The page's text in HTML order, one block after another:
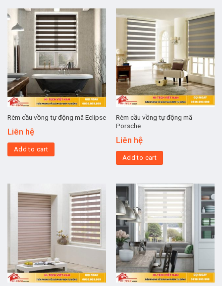
Rèm cầu vồng tự động mã Eclipse
Liên hệ
Add to cart
Rèm cầu vồng tự động mã
Porsche
Liên hệ
Add to cart